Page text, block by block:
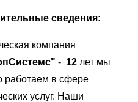
сведения:
компания
- 12 лет мы
работаем в сфере
услуг. Наши